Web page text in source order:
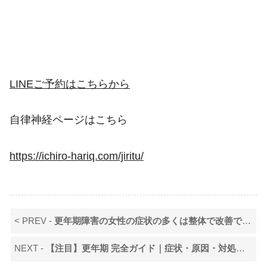
LINEご予約はこちらから
自律神経ページはこちら
https://ichiro-hariq.com/jiritu/
< PREV -更年期障害の女性の症状の多くは整体で改善できる！
NEXT - 【注目】更年期 完全ガイド｜症状・原因・対処法を総まとめ！整体で整える新しい選択肢とは？vol.1